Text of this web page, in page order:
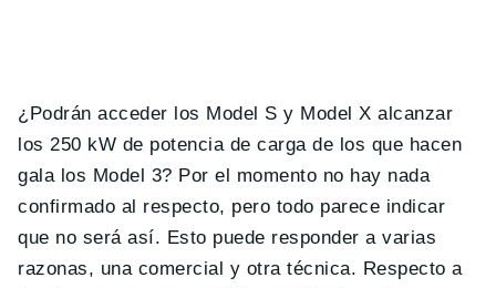
¿Podrán acceder los Model S y Model X alcanzar
los 250 kW de potencia de carga de los que hacen
gala los Model 3? Por el momento no hay nada
confirmado al respecto, pero todo parece indicar
que no será así. Esto puede responder a varias
razonas, una comercial y otra técnica. Respecto a